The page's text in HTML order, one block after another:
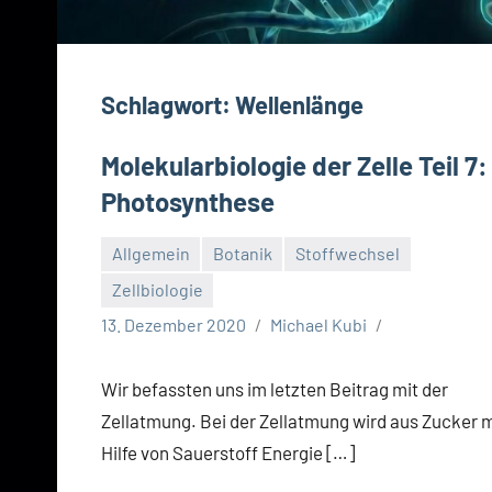
Schlagwort: Wellenlänge
Molekularbiologie der Zelle Teil 7:
Photosynthese
Allgemein Botanik
Stoffwechsel
Zellbiologie
13. Dezember 2020
Michael Kubi
Wir befassten uns im letzten Beitrag mit der
Zellatmung. Bei der Zellatmung wird aus Zucker
Hilfe von Sauerstoff Energie […]